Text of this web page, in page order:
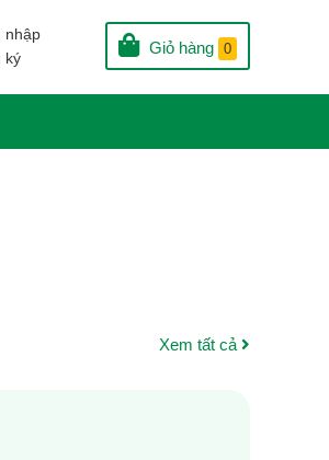
Giỏ hàng 0
nhập
ký
Xem tất cả